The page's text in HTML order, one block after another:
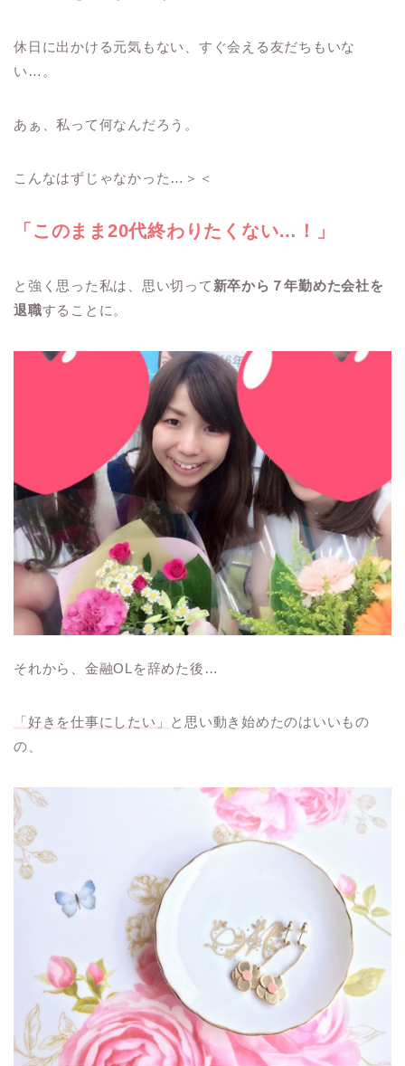
休日に出かける元気もない、すぐ会える友だちもいな
い…。
あぁ、私って何なんだろう。
こんなはずじゃなかった…＞＜
「このまま20代終わりたくない…！」
と強く思った私は、思い切って 新卒から７年勤めた会社を
退職することに。
それから、金融OLを辞めた後…
「好きを仕事にしたい」 と思い動き始めたのはいいもの
の、